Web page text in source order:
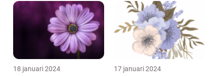
trädgårdsentusiaster
trädgårdar runt o...
18 januari 2024 17 januari 2024